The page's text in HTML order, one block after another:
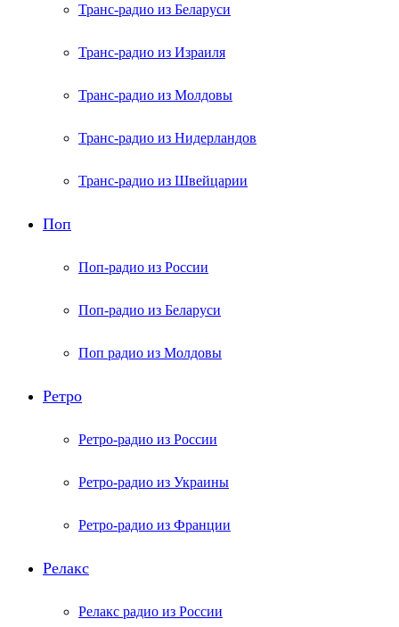
Транс-радио из Беларуси
Транс-радио из Израиля
Транс-радио из Молдовы
Транс-радио из Нидерландов
Транс-радио из Швейцарии
Поп
Поп-радио из России
Поп-радио из Беларуси
Поп радио из Молдовы
Ретро
Ретро-радио из России
Ретро-радио из Украины
Ретро-радио из Франции
Релакс
Релакс радио из России